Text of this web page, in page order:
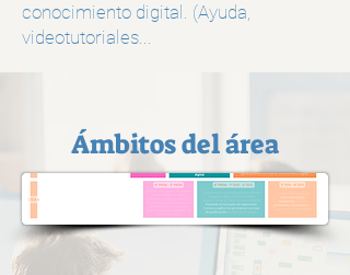
conocimiento digital. (Ayuda,
videotutoriales...
Ámbitos del área